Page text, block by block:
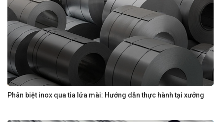
Phân biệt inox qua tia lửa mài: Hướng dẫn thực hành tại xưởng